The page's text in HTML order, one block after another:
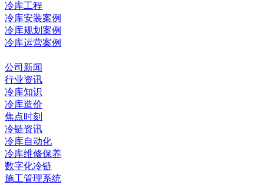
冷库工程
冷库安装案例
冷库规划案例
冷库运营案例
公司新闻
行业资讯
冷库知识
冷库造价
焦点时刻
冷链资讯
冷库自动化
冷库维修保养
数字化冷链
施工管理系统